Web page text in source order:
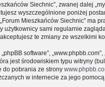
Siechnic”, zwanej dalej
wyszczególnione poniżej
„Forum Mieszkańców Siechnic”
użytkownicy sami regularnie
te zmiany ze wszelkimi
„phpBB software”,
jest środowiskiem typu witryny
do pobrania ze strony
w internecie za jego